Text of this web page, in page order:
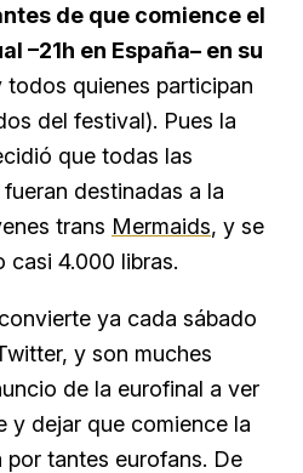
de que comience el
–21h en España– en su
todos quienes participan
del festival). Pues la
que todas las
destinadas a la
trans Mermaids, y se
casi 4.000 libras.
ya cada sábado
y son muches
de la eurofinal a ver
y dejar que comience la
tantes eurofans. De